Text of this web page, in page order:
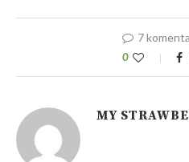
7
0
MY